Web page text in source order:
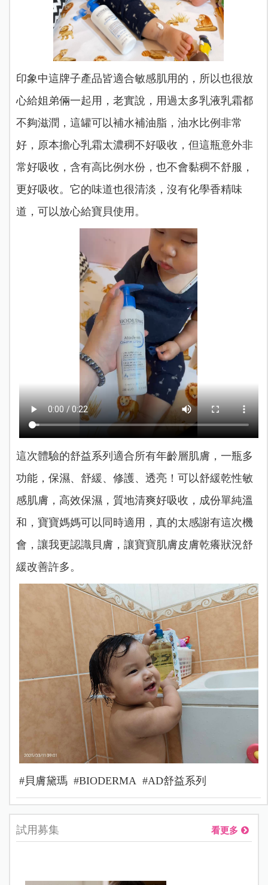
印象中這牌子產品皆適合敏感肌用的，所以也很放
心給姐弟倆一起用，老實說，用過太多乳液乳霜都
不夠滋潤，這罐可以補水補油脂，油水比例非常
好，原本擔心乳霜太濃稠不好吸收，但這瓶意外非
常好吸收，含有高比例水份，也不會黏稠不舒服，
更好吸收。它的味道也很清淡，沒有化學香精味
道，可以放心給寶貝使用。
這次體驗的舒益系列適合所有年齡層肌膚，一瓶多
功能，保濕、舒緩、修護、透亮！可以舒緩乾性敏
感肌膚，高效保濕，質地清爽好吸收，成份單純溫
和，寶寶媽媽可以同時適用，真的太感謝有這次機
會，讓我更認識貝膚，讓寶寶肌膚皮膚乾癢狀況舒
緩改善許多。
#貝膚黛瑪 #BIODERMA #AD舒益系列
試用募集 看更多